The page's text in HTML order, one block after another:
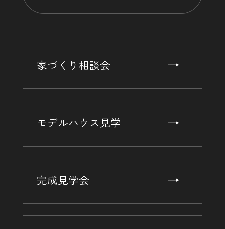
家づくり相談会
モデルハウス見学
完成見学会